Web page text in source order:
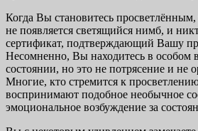
Когда Вы становитесь
не появляется светящийся нимб, и
сертификат, подтверждающий Вашу
Несомненно, Вы находитесь в особом
состоянии, но это не потрясение и не
Многие, кто стремится к
воспринимают подобное необычное
эмоциональное возбуждение за